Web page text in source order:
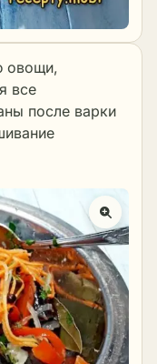
овощи,
все
после варки